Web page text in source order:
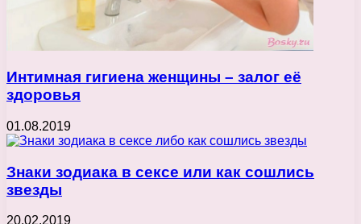
Интимная гигиена женщины – залог её
здоровья
01.08.2019
Знаки зодиака в сексе или как сошлись
звезды
20.02.2019